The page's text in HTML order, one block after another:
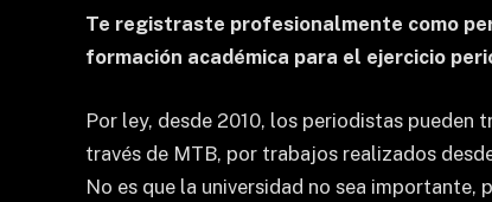
Te registraste profesionalmente como
formación académica para el ejercicio
Por ley, desde 2010, los periodistas
través de MTB, por trabajos realizados
No es que la universidad no sea importante,